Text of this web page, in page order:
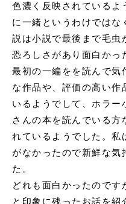
色濃く反映されているよ
に一緒というわけではな
説は小説で最後まで毛虫
恐ろしさがあり面白かっ
最初の一編をを読んで気
な作品や、評価の高い作
いるようでして、ホラー
さんの本を読んでいる方
れているようでした。私
がなかったので新鮮な気
た。
どれも面白かったので
と印象に残ったお話を紹